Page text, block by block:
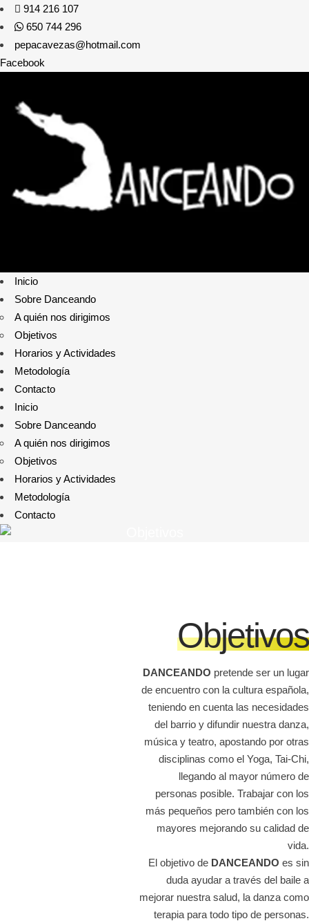
914 216 107
650 744 296
pepacavezas@hotmail.com
Facebook
Inicio
Sobre Danceando
A quién nos dirigimos
Objetivos
Horarios y Actividades
Metodología
Contacto
Inicio
Sobre Danceando
A quién nos dirigimos
Objetivos
Horarios y Actividades
Metodología
Contacto
Objetivos
DANCEANDO pretende ser un lugar
de encuentro con la cultura española,
teniendo en cuenta las necesidades
del barrio y difundir nuestra danza,
música y teatro, apostando por otras
disciplinas como el Yoga, Tai-Chi,
llegando al mayor número de
personas posible. Trabajar con los
más pequeños pero también con los
mayores mejorando su calidad de
vida.
El objetivo de DANCEANDO es sin
duda ayudar a través del baile a
mejorar nuestra salud, la danza como
terapia para todo tipo de personas.